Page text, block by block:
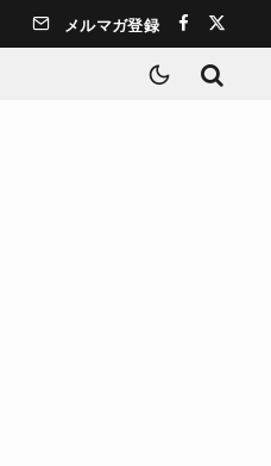
メルマガ登録